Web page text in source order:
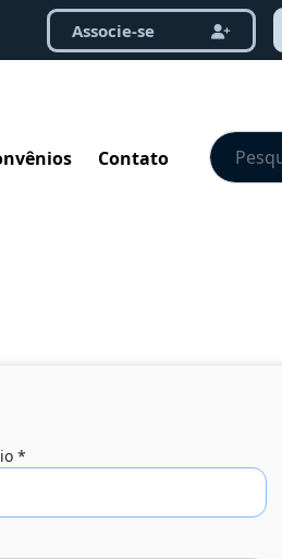
Associe-se
Contato
Ir para o
*